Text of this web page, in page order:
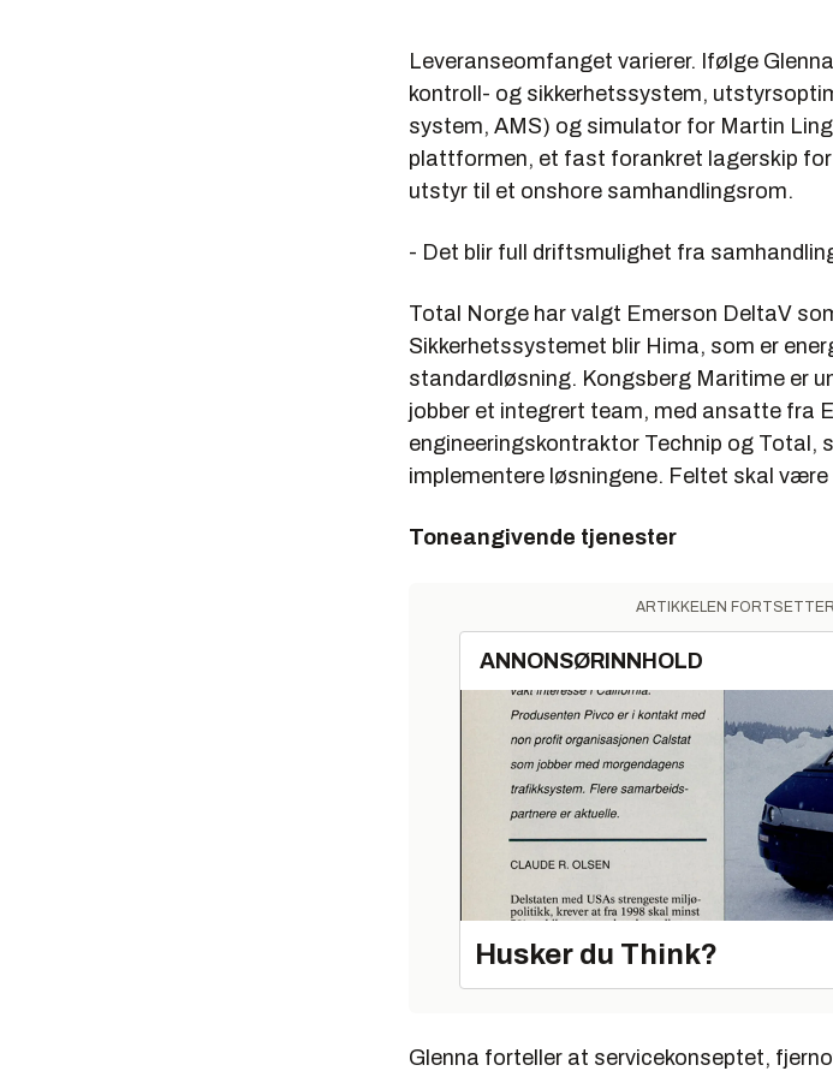
Planlagt produksjonsstart i 2017.
Kilde: Statoil
Martin Linge (Hild)
Gass- og kondensatfelt.
Ligger 42 km vest for Oseberg-feltet.
Har ca. 190 millioner fat oljeekvivalenter.
Planlagt produksjonsstart i 2016.
Leveranseomfanget varierer. Ifølge
kontroll- og sikkerhetssystem,
system, AMS) og simulator for Martin
plattformen, et fast forankret lagerskip
utstyr til et onshore samhandlingsrom.
- Det blir full driftsmulighet fra
Total Norge har valgt Emerson DeltaV
Sikkerhetssystemet blir Hima, som er
standardløsning. Kongsberg Maritime er
jobber et integrert team, med ansatte fra
engineeringskontraktor Technip og Total,
implementere løsningene. Feltet skal være
Toneangivende tjenester
ARTIKKELEN
ANNONSØRINNHOLD
Husker du Think?
Glenna forteller at servicekonseptet,